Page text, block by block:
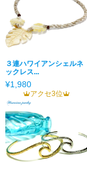
３連ハワイアンシェルネ
ックレス...
¥1,980
アクセ3位